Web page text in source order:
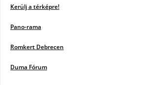
Kerülj a térképre!
Pano-rama
Romkert Debrecen
Duma Fórum